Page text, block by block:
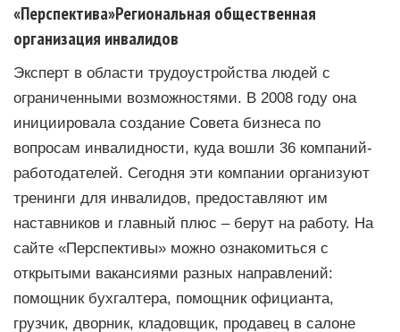
«Перспектива»Региональная общественная
организация инвалидов
Эксперт в области трудоустройства людей с
ограниченными возможностями. В 2008 году она
инициировала создание Совета бизнеса по
вопросам инвалидности, куда вошли 36 компаний-
работодателей. Сегодня эти компании организуют
тренинги для инвалидов, предоставляют им
наставников и главный плюс – берут на работу. На
сайте «Перспективы» можно ознакомиться с
открытыми вакансиями разных направлений:
помощник бухгалтера, помощник официанта,
грузчик, дворник, кладовщик, продавец в салоне